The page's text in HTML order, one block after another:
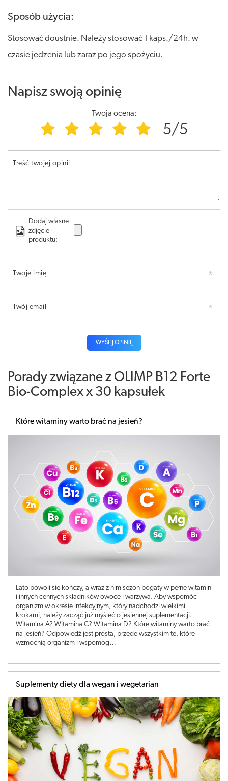
Sposób użycia:
Stosować doustnie. Należy stosować 1 kaps./24h. w
czasie jedzenia lub zaraz po jego spożyciu.
Napisz swoją opinię
Twoja ocena:
5/5
Treść twojej opinii
Dodaj własne
zdjęcie
produktu:
Twoje imię
Twój email
WYŚLIJ OPINIĘ
Porady związane z OLIMP B12 Forte
Bio-Complex x 30 kapsułek
Które witaminy warto brać na jesień?
Lato powoli się kończy, a wraz z nim sezon bogaty w pełne witamin
i innych cennych składników owoce i warzywa. Aby wspomóc
organizm w okresie infekcyjnym, który nadchodzi wielkimi
krokami, należy zacząć już myśleć o jesiennej suplementacji.
Witamina A? Witamina C? Witamina D? Które witaminy warto brać
na jesień? Odpowiedź jest prosta, przede wszystkim te, które
wzmocnią organizm i wspomog…
Suplementy diety dla wegan i wegetarian